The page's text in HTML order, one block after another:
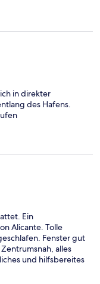
in direkter
des Hafens.
Ein
Alicante. Tolle
Fenster gut
alles
und hilfsbereites
Problem.
wir kommen